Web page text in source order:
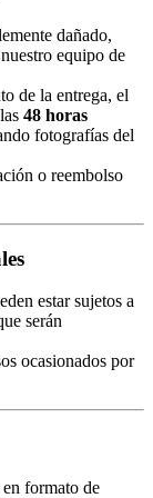
dañado,
equipo de
de la entrega, el
48 horas
fotografías del
o reembolso
estar sujetos a
serán
ocasionados por
formato de